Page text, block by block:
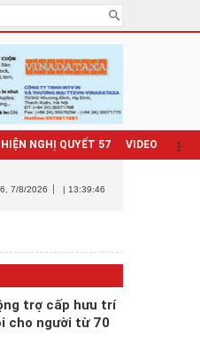
NGHỊ QUYẾT 57 VIDEO
, 7/8/2026 | 13:39:47
trợ cấp hưu trí
cho người từ 70